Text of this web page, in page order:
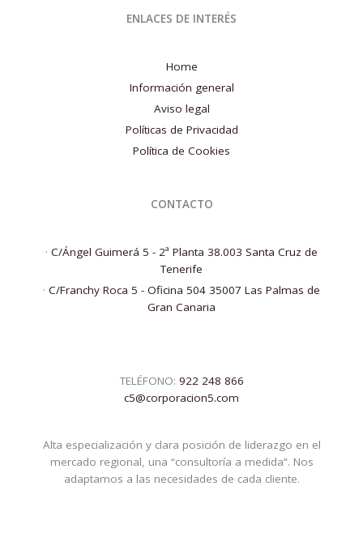
ENLACES DE INTERÉS
Home
Información general
Aviso legal
Políticas de Privacidad
Política de Cookies
CONTACTO
· C/Ángel Guimerá 5 - 2ª Planta 38.003 Santa Cruz de
Tenerife
· C/Franchy Roca 5 - Oficina 504 35007 Las Palmas de
Gran Canaria
TELÉFONO: 922 248 866
c5@corporacion5.com
Alta especialización y clara posición de liderazgo en el
mercado regional, una “consultoría a medida”. Nos
adaptamos a las necesidades de cada cliente.